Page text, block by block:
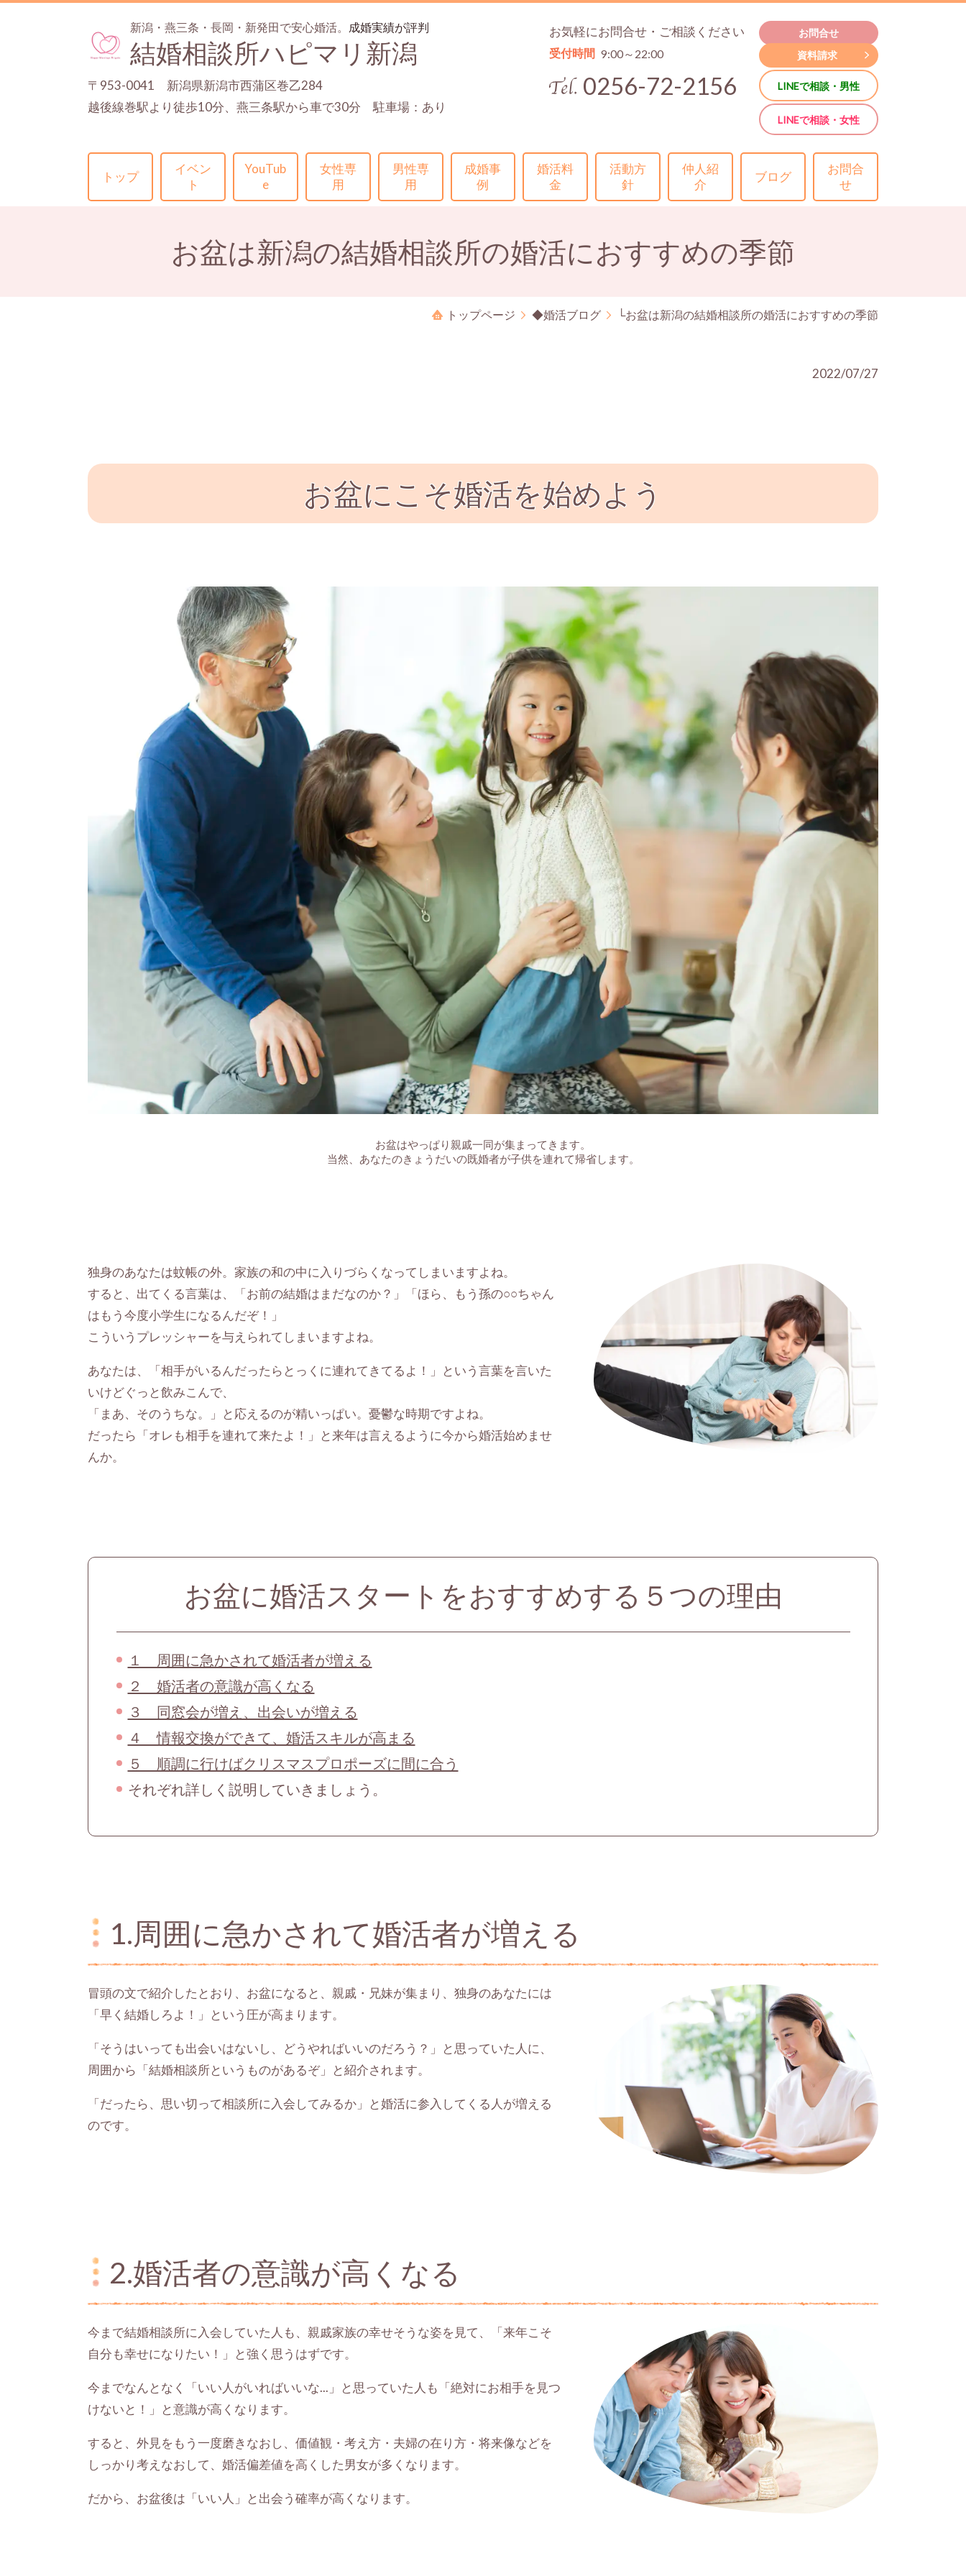
新潟・燕三条・長岡・新発田で安心婚活。 成婚実績が評判
結婚相談所ハピマリ新潟
〒953-0041 新潟県新潟市西蒲区巻乙284
越後線巻駅より徒歩10分、燕三条駅から車で30分 駐車場：あり
お気軽にお問合せ・ご相談ください
受付時間 9:00～22:00
0256-72-2156
お問合せ
資料請求
LINEで相談・男性
LINEで相談・女性
トップ
イベン
ト
YouTub
e
女性専
用
男性専
用
成婚事
例
婚活料
金
活動方
針
仲人紹
介
ブログ
お問合
せ
お盆は新潟の結婚相談所の婚活におすすめの季節
トップページ ◆婚活ブログ └お盆は新潟の結婚相談所の婚活におすすめの季節
2022/07/27
お盆にこそ婚活を始めよう
お盆はやっぱり親戚一同が集まってきます。
当然、あなたのきょうだいの既婚者が子供を連れて帰省します。
独身のあなたは蚊帳の外。家族の和の中に入りづらくなってしまいますよね。
すると、出てくる言葉は、「お前の結婚はまだなのか？」「ほら、もう孫の○○ちゃん
はもう今度小学生になるんだぞ！」
こういうプレッシャーを与えられてしまいますよね。
あなたは、「相手がいるんだったらとっくに連れてきてるよ！」という言葉を言いた
いけどぐっと飲みこんで、
「まあ、そのうちな。」と応えるのが精いっぱい。憂鬱な時期ですよね。
だったら「オレも相手を連れて来たよ！」と来年は言えるように今から婚活始めませ
んか。
お盆に婚活スタートをおすすめする５つの理由
１ 周囲に急かされて婚活者が増える
２ 婚活者の意識が高くなる
３ 同窓会が増え、出会いが増える
４ 情報交換ができて、婚活スキルが高まる
５ 順調に行けばクリスマスプロポーズに間に合う
それぞれ詳しく説明していきましょう。
1.周囲に急かされて婚活者が増える
冒頭の文で紹介したとおり、お盆になると、親戚・兄妹が集まり、独身のあなたには
「早く結婚しろよ！」という圧が高まります。
「そうはいっても出会いはないし、どうやればいいのだろう？」と思っていた人に、
周囲から「結婚相談所というものがあるぞ」と紹介されます。
「だったら、思い切って相談所に入会してみるか」と婚活に参入してくる人が増える
のです。
2.婚活者の意識が高くなる
今まで結婚相談所に入会していた人も、親戚家族の幸せそうな姿を見て、「来年こそ
自分も幸せになりたい！」と強く思うはずです。
今までなんとなく「いい人がいればいいな...」と思っていた人も「絶対にお相手を見つ
けないと！」と意識が高くなります。
すると、外見をもう一度磨きなおし、価値観・考え方・夫婦の在り方・将来像などを
しっかり考えなおして、婚活偏差値を高くした男女が多くなります。
だから、お盆後は「いい人」と出会う確率が高くなります。